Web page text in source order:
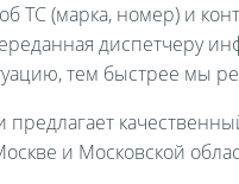
ТС (марка, номер) и
диспетчеру
тем быстрее мы
предлагает
и Московской